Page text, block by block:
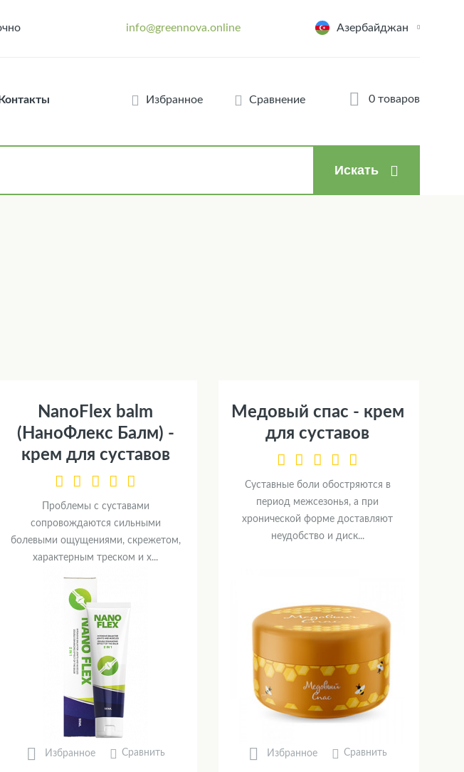
info@greennova.online Азербайджан
Контакты Избранное Сравнение 0 товаров
Искать
NanoFlex balm
(НаноФлекс Балм) -
крем для суставов
Проблемы с суставами
сопровождаются сильными
болевыми ощущениями, скрежетом,
характерным треском и х...
Избранное Сравнить
Медовый спас - крем
для суставов
Суставные боли обостряются в
период межсезонья, а при
хронической форме доставляют
неудобство и диск...
Избранное Сравнить